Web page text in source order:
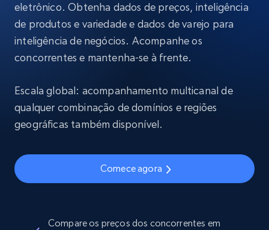
eletrônico. Obtenha dados de preços, inteligência
de produtos e variedade e dados de varejo para
inteligência de negócios. Acompanhe os
concorrentes e mantenha-se à frente.
Escala global: acompanhamento multicanal de
qualquer combinação de domínios e regiões
geográficas também disponível.
Comece agora
Compare os preços dos concorrentes em